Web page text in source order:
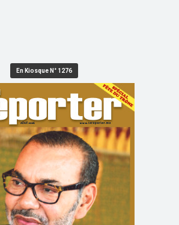
En Kiosque N° 1276